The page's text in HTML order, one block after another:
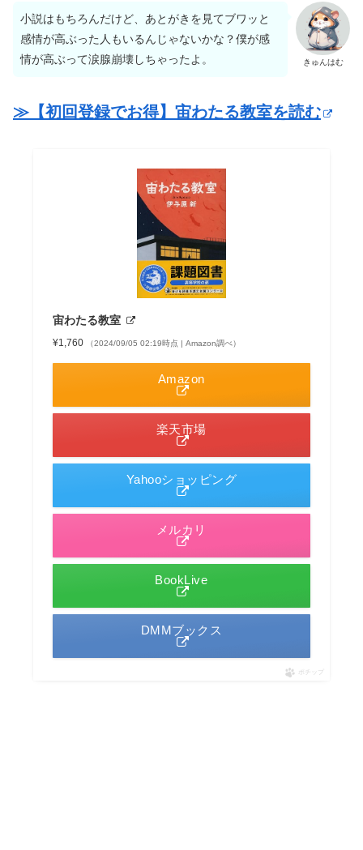
きゅんはむ
小説はもちろんだけど、あとがきを見てブワッと
感情が高ぶった人もいるんじゃないかな？僕が感
情が高ぶって涙腺崩壊しちゃったよ。
≫【初回登録でお得】宙わたる教室を読む
宙わたる教室
¥1,760 （2024/09/05 02:19時点 | Amazon調べ）
Amazon
楽天市場
Yahooショッピング
メルカリ
BookLive
DMMブックス
ポチップ